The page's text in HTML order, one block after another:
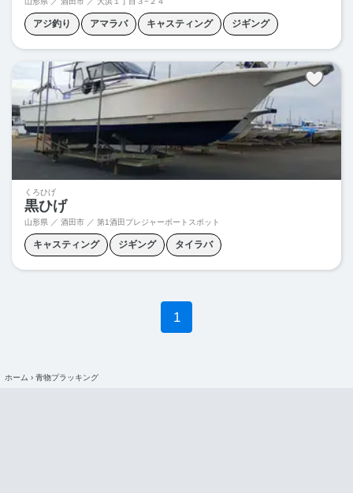
アジ釣り アマラバ キャスティング ジギング
タイラバ ヒラマサキャスティング ヒラマサジギング
落とし込み釣り
くろひげ
黒ひげ
山形県 ／ 酒田市 ／ 第1酒田プレジャーボートスポット
キャスティング ジギング タイラバ
ヒラマサキャスティング ブリジギング
電気釣り
1
ホーム › 青物プラッキング